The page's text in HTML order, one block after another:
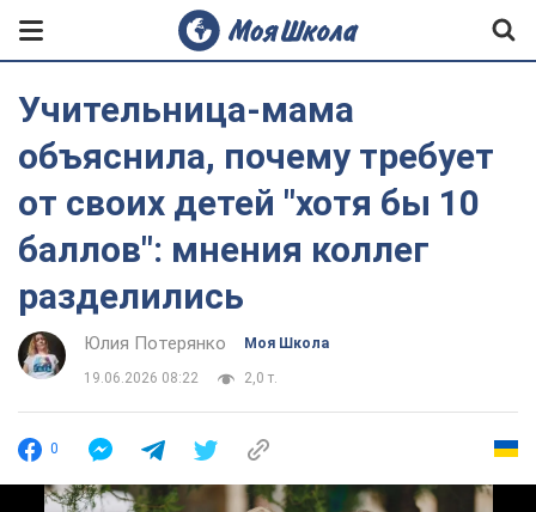
Учительница-мама
объяснила, почему требует
от своих детей "хотя бы 10
баллов": мнения коллег
разделились
Юлия Потерянко Моя Школа
19.06.2026 08:22 2,0 т.
0